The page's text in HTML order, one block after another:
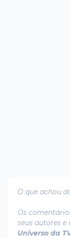
O que achou
Os
seus autores
Universo da